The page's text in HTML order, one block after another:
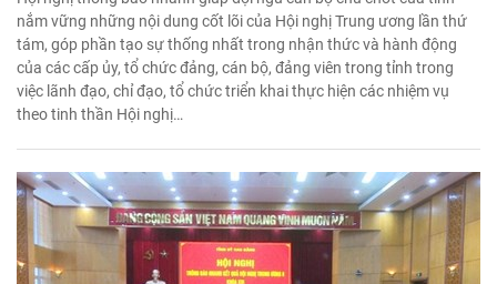
nắm vững những nội dung cốt lõi của Hội nghị Trung ương lần thứ
tám, góp phần tạo sự thống nhất trong nhận thức và hành động
của các cấp ủy, tổ chức đảng, cán bộ, đảng viên trong tỉnh trong
việc lãnh đạo, chỉ đạo, tổ chức triển khai thực hiện các nhiệm vụ
theo tinh thần Hội nghị…